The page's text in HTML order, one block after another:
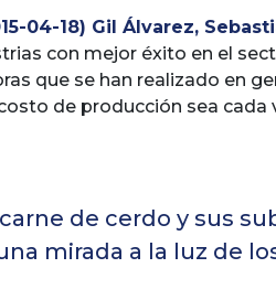
para establecer el nivel de
alternativas que
de la pesca artesanal
la mayoría de requisitos
dificultades en el
y las capturas se llevan
la captura de los productos
estratégicas con los
04-18) Gil Álvarez,
con mejor éxito en el
que se han realizado en
de producción sea cada
de los años; sin embargo
supera en valor al
razón, la industria avícola
de transporte y
comercio con USA.
de cerdo y sus
mirada a la luz de